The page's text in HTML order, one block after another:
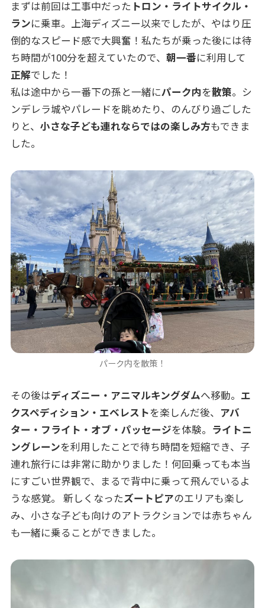
まずは前回は工事中だった トロン・ライトサイクル・
ランに乗車。上海ディズニー以来でしたが、やはり圧
倒的なスピード感で大興奮！私たちが乗った後には待
ち時間が100分を超えていたので、 朝一番に利用して
正解でした！
私は途中から一番下の孫と一緒にパーク内を散策。シ
ンデレラ城やパレードを眺めたり、のんびり過ごした
りと、 小さな子ども連れならではの楽しみ方もできま
した。
パーク内を散策！
その後はディズニー・アニマルキングダムへ移動。 エ
クスペディション・エベレストを楽しんだ後、
アバ
ター・フライト・オブ・パッセージを体験。
ライトニ
ングレーンを利用したことで待ち時間を短縮でき、子
連れ旅行には非常に助かりました！何回乗っても本当
にすごい世界観で、まるで背中に乗って飛んでいるよ
うな感覚。 新しくなったズートピアのエリアも楽し
み、小さな子ども向けのアトラクションでは赤ちゃん
も一緒に乗ることができました。